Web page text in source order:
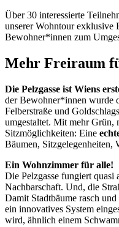
Über 30 interessierte
unserer Wohntour exklusive
Bewohner*innen zum
Mehr Freiraum
Die Pelzgasse ist Wiens
der Bewohner*innen wurde
Felberstraße und
umgestaltet. Mit mehr Grün,
Sitzmöglichkeiten: Eine
Bäumen, Sitzgelegenheiten,
Ein Wohnzimmer für alle!
Die Pelzgasse fungiert
Nachbarschaft. Und, die
Damit Stadtbäume rasch
ein innovatives System
wird, ähnlich einem